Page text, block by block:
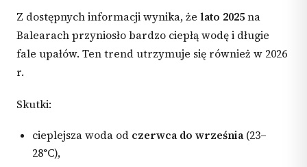
Z dostępnych informacji wynika, że lato 2025na
Balearach przyniosło bardzo ciepłą wodę i długie
fale upałów. Ten trend utrzymuje się również w 2026
r.
Skutki:
cieplejsza woda od czerwca do września(23–
28°C),